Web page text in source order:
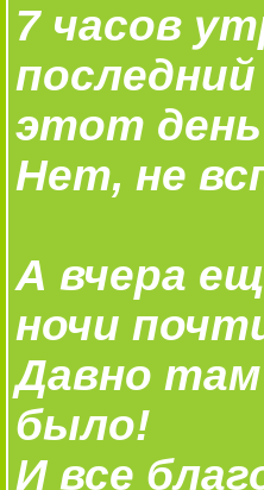
7 часов
этот
Нет, не
А вчера
ночи
Давно там
было!
И все